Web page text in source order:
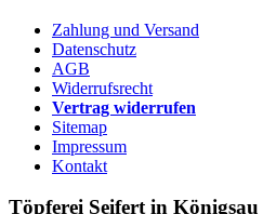
Zahlung und Versand
Datenschutz
AGB
Widerrufsrecht
Vertrag widerrufen
Sitemap
Impressum
Kontakt
Töpferei Seifert in Königsau